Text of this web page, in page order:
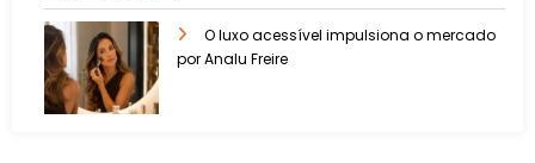
O luxo acessível impulsiona o mercado
por Analu Freire